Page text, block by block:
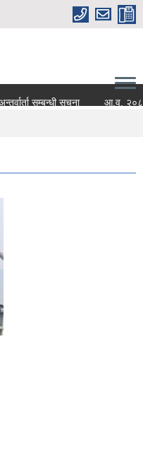
सम्बन्धी सूचना
आ.व. २०८२/